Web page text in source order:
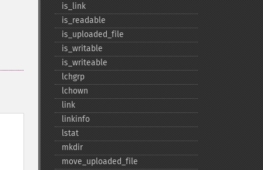
is_​link
is_​readable
is_​uploaded_​file
is_​writable
is_​writeable
lchgrp
lchown
link
linkinfo
lstat
mkdir
move_​uploaded_​file